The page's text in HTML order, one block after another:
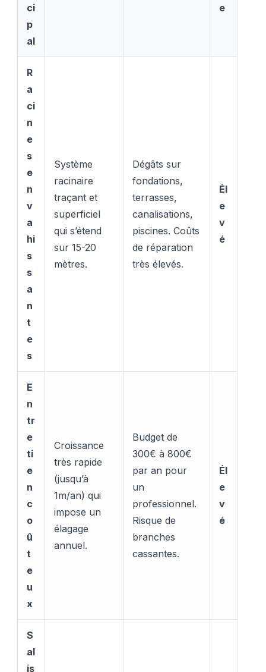
ci
p
al
e
R
a
ci
n
e
s
e
n
v
a
hi
s
s
a
n
t
e
s
Système
racinaire
traçant et
superficiel
qui s’étend
sur 15-20
mètres.
Dégâts sur
fondations,
terrasses,
canalisations,
piscines. Coûts
de réparation
très élevés.
Él
e
v
é
E
n
tr
e
ti
e
n
c
o
û
t
e
u
x
Croissance
très rapide
(jusqu’à
1m/an) qui
impose un
élagage
annuel.
Budget de
300€ à 800€
par an pour
un
professionnel.
Risque de
branches
cassantes.
Él
e
v
é
S
al
is